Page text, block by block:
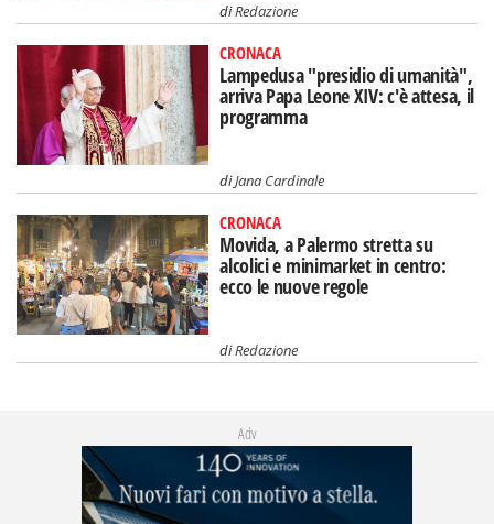
diRedazione
CRONACA
Lampedusa "presidio di umanità",
arriva Papa Leone XIV: c'è attesa, il
programma
diJana Cardinale
CRONACA
Movida, a Palermo stretta su
alcolici e minimarket in centro:
ecco le nuove regole
diRedazione
Adv